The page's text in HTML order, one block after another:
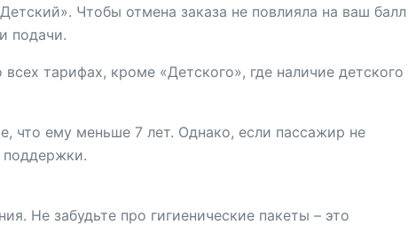
Чтобы отмена заказа не повлияла на ваш балл
подачи.
тарифах, кроме «Детского», где наличие детского
что ему меньше 7 лет. Однако, если пассажир не
поддержки.
Не забудьте про гигиенические пакеты – это